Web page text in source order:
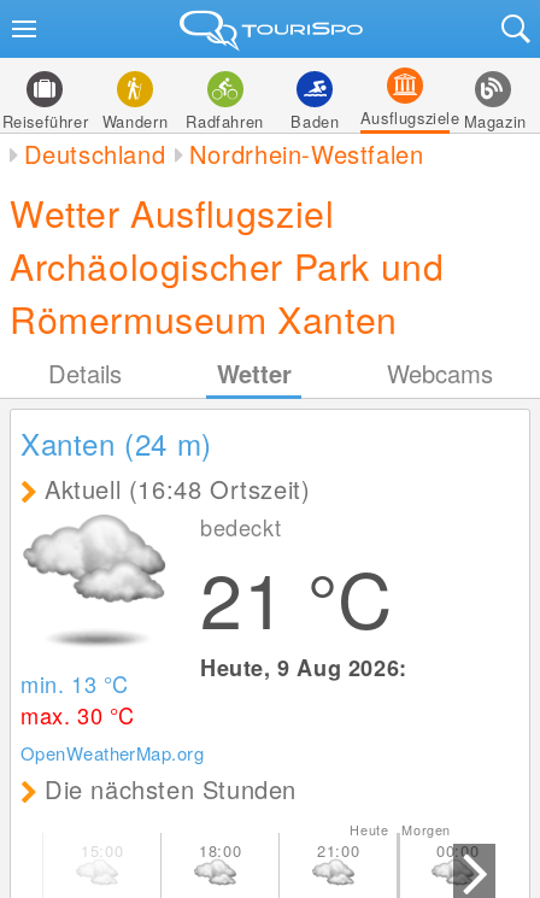
Reiseführer Wandern Radfahren Baden Ausflugsziele Magazin
Deutschland Nordrhein-Westfalen
Wetter Ausflugsziel
Archäologischer Park und
Römermuseum Xanten
Details Wetter Webcams
Xanten (24 m)
Aktuell (16:48 Ortszeit)
min. 13 °C
max. 30 °C
OpenWeatherMap.org
bedeckt
21 °C
Heute, 9 Aug 2026:
Die nächsten Stunden
Heute Morgen